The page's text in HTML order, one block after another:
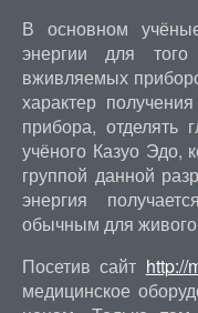
В основном
энергии для того
вживляемых
характер
прибора, отделять
учёного Казуо Эдо,
группой данной
энергия
обычным для
Посетив сайт http://
медицинское